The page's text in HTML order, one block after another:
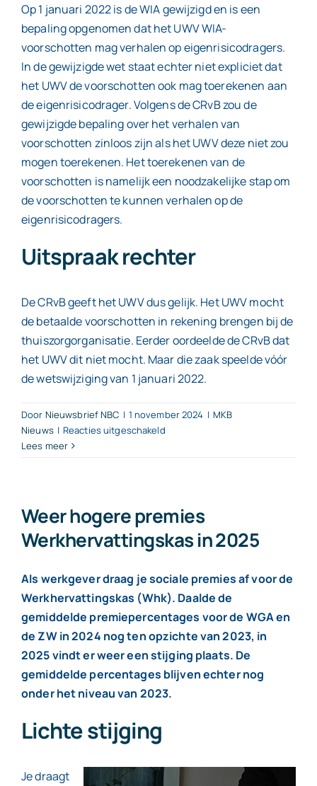
Op 1 januari 2022 is de WIA gewijzigd en is een
bepaling opgenomen dat het UWV WIA-
voorschotten mag verhalen op eigenrisicodragers.
In de gewijzigde wet staat echter niet expliciet dat
het UWV de voorschotten ook mag toerekenen aan
de eigenrisicodrager. Volgens de CRvB zou de
gewijzigde bepaling over het verhalen van
voorschotten zinloos zijn als het UWV deze niet zou
mogen toerekenen. Het toerekenen van de
voorschotten is namelijk een noodzakelijke stap om
de voorschotten te kunnen verhalen op de
eigenrisicodragers.
Uitspraak rechter
De CRvB geeft het UWV dus gelijk. Het UWV mocht
de betaalde voorschotten in rekening brengen bij de
thuiszorgorganisatie. Eerder oordeelde de CRvB dat
het UWV dit niet mocht. Maar die zaak speelde vóór
de wetswijziging van 1 januari 2022.
Door Nieuwsbrief NBC | 1 november 2024 | MKB
Nieuws | Reacties uitgeschakeldvoor
toerekenen
aan
eigenrisicodrager
Lees meer
Weer hogere premies
Werkhervattingskas in 2025
Als werkgever draag je sociale premies af voor de
Werkhervattingskas (Whk). Daalde de
gemiddelde premiepercentages voor de WGA en
de ZW in 2024 nog ten opzichte van 2023, in
2025 vindt er weer een stijging plaats. De
gemiddelde percentages blijven echter nog
onder het niveau van 2023.
Lichte stijging
Je draagt